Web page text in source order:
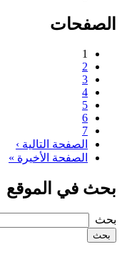
الصفحات
1
2
3
4
5
6
7
الصفحة التالية ›
الصفحة الأخيرة »
بحث في الموقع
‏بحث ‏